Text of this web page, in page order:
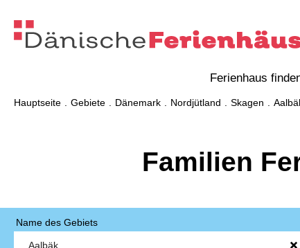
Ferienhaus
Hauptseite Gebiete Dänemark Nordjütland Skagen
Familien
Name des Gebiets